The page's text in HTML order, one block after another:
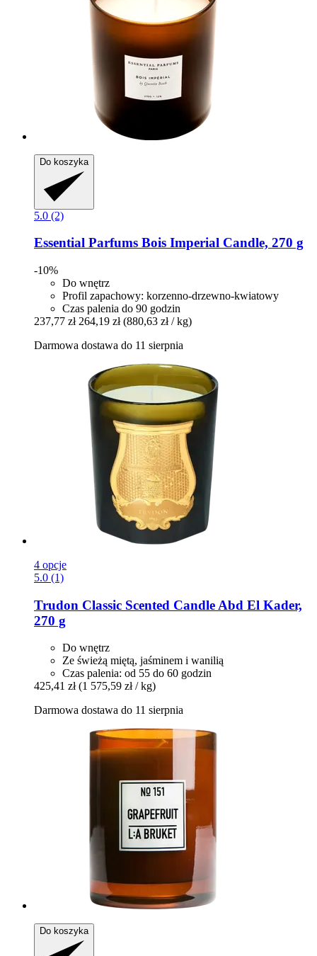
Do koszyka
5.0 (2)
Essential Parfums Bois Imperial Candle, 270 g
-10%
Do wnętrz
Profil zapachowy: korzenno-drzewno-kwiatowy
Czas palenia do 90 godzin
237,77 zł 264,19 zł (880,63 zł / kg)
Darmowa dostawa do 11 sierpnia
4 opcje
5.0 (1)
Trudon Classic Scented Candle Abd El Kader,
270 g
Do wnętrz
Ze świeżą miętą, jaśminem i wanilią
Czas palenia: od 55 do 60 godzin
425,41 zł (1 575,59 zł / kg)
Darmowa dostawa do 11 sierpnia
Do koszyka